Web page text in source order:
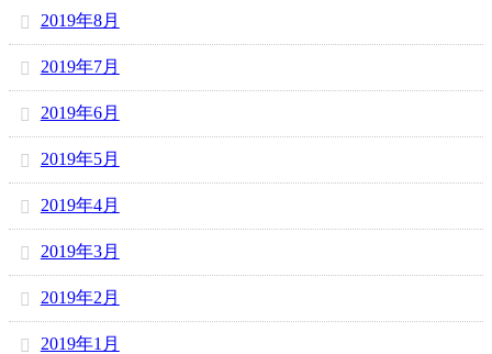
2019年8月
2019年7月
2019年6月
2019年5月
2019年4月
2019年3月
2019年2月
2019年1月